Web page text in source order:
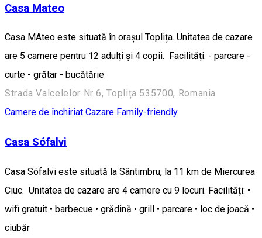
Casa Mateo
Casa MAteo este situată în orașul Toplița. Unitatea de cazare
are 5 camere pentru 12 adulți și 4 copii. Facilități: - parcare -
curte - grătar - bucătărie
Strada Valcelelor Nr 6, Toplița 535700, Romania
Camere de închiriat Cazare Family-friendly
Casa Sófalvi
Casa Sófalvi este situată la Sântimbru, la 11 km de Miercurea
Ciuc. Unitatea de cazare are 4 camere cu 9 locuri. Facilități: •
wifi gratuit • barbecue • grădină • grill • parcare • loc de joacă •
ciubăr